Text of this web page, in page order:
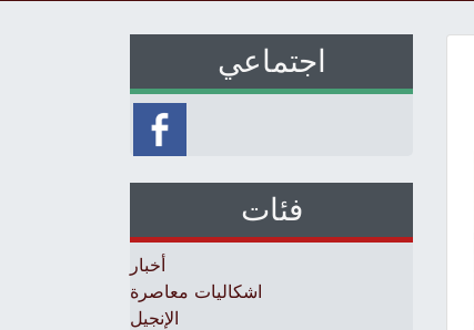
اجتماعي
فئات
أخبار
اشكاليات معاصرة
الإنجيل